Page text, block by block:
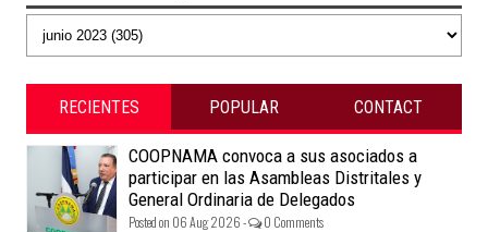
RECIENTES POPULAR CONTACT
COOPNAMA convoca a sus asociados a
participar en las Asambleas Distritales y
General Ordinaria de Delegados
Posted on 06 Aug 2026 - 0 Comments